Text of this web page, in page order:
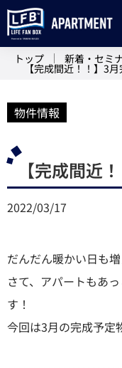
トップ 新着・セミ
【完成間近！！】3
物件情報
【完成間近
2022/03/17
だんだん暖かい日も
さて、アパートもあ
す！
今回は3月の完成予定